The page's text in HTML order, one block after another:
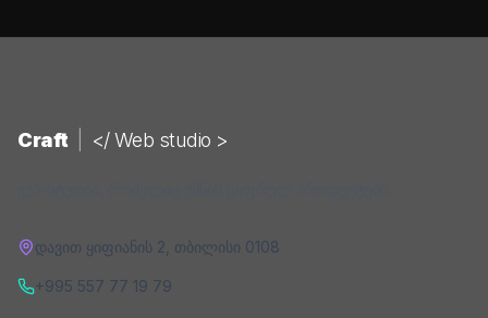
Craft </ Web studio >
დავით ყიფიანის 2 თბილისი 0108
+995 557 77 19 79